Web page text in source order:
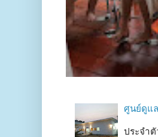
ศูนย์ดูแ
บริก
ประจำตั